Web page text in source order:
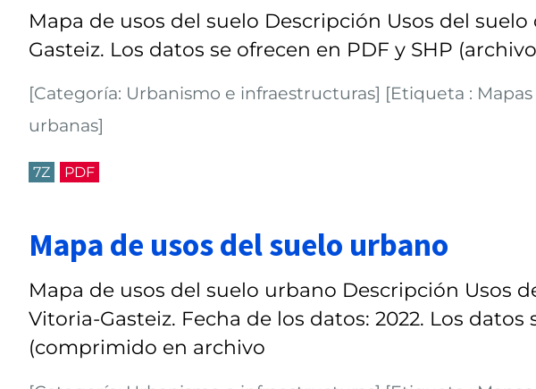
Mapa de usos del suelo Descripción Usos del
Gasteiz. Los datos se ofrecen en PDF y SHP
[Categoría: Urbanismo e infraestructuras] [Etiqueta :
urbanas]
7Z PDF
Mapa de usos del suelo urbano
Mapa de usos del suelo urbano Descripción Usos
Vitoria-Gasteiz. Fecha de los datos: 2022. Los datos
(comprimido en archivo